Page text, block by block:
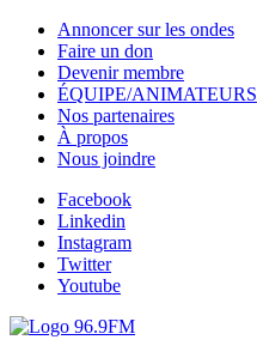
Annoncer sur les ondes
Faire un don
Devenir membre
ÉQUIPE/ANIMATEURS
Nos partenaires
À propos
Nous joindre
Facebook
Linkedin
Instagram
Twitter
Youtube